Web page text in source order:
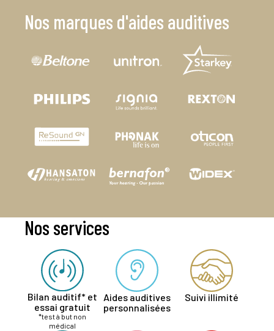
Nos marques d'aides auditives
Nos services
Bilan auditif* et
essai gratuit
*test à but non
médical
Aides auditives
personnalisées
Suivi illimité